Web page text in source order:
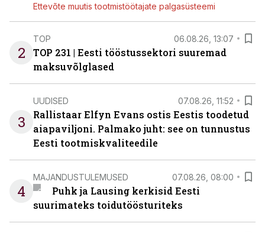
Ettevõte muutis tootmistöötajate palgasüsteemi
2
TOP 06.08.26, 13:07
TOP 231 | Eesti tööstussektori suuremad
maksuvõlglased
3
UUDISED 07.08.26, 11:52
Rallistaar Elfyn Evans ostis Eestis toodetud
aiapaviljoni. Palmako juht: see on tunnustus
Eesti tootmiskvaliteedile
4
MAJANDUSTULEMUSED 07.08.26, 08:00
Puhk ja Lausing kerkisid Eesti
suurimateks toidutöösturiteks